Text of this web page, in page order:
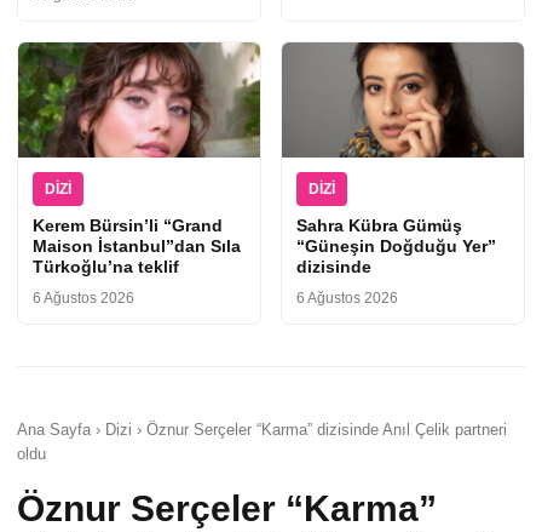
DIZI
Kerem Bürsin’li “Grand
Maison İstanbul”dan Sıla
Türkoğlu’na teklif
6 Ağustos 2026
DIZI
Sahra Kübra Gümüş
“Güneşin Doğduğu Yer”
dizisinde
6 Ağustos 2026
Ana Sayfa › Dizi › Öznur Serçeler “Karma” dizisinde Anıl Çelik partneri
oldu
Öznur Serçeler “Karma”